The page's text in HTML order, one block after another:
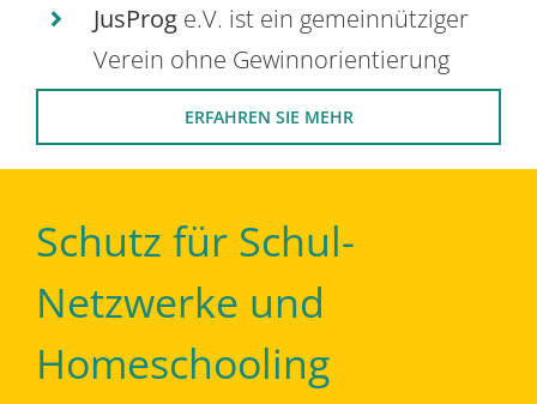
JusProg e.V. ist ein gemeinnütziger
Verein ohne Gewinnorientierung
ERFAHREN SIE MEHR
Schutz für Schul-
Netzwerke und
Homeschooling